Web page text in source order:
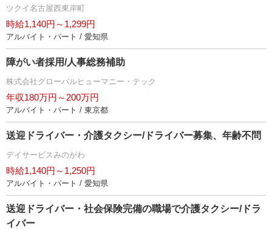
ツクイ名古屋西東岸町
時給1,140円～1,299円
アルバイト・パート / 愛知県
障がい者採用/人事総務補助
株式会社グローバルヒューマニー・テック
年収180万円～200万円
アルバイト・パート / 東京都
送迎ドライバー・介護タクシー/ドライバー募集、年齢不問
デイサービスみのがわ
時給1,140円～1,250円
アルバイト・パート / 愛知県
送迎ドライバー・社会保険完備の職場で介護タクシー/ドラ
イバー